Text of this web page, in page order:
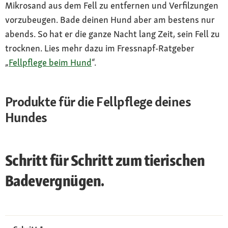
Mikrosand aus dem Fell zu entfernen und Verfilzungen
vorzubeugen. Bade deinen Hund aber am bestens nur
abends. So hat er die ganze Nacht lang Zeit, sein Fell zu
trocknen. Lies mehr dazu im Fressnapf-Ratgeber
„Fellpflege beim Hund“.
Produkte für die Fellpflege deines
Hundes
Schritt für Schritt zum tierischen
Badevergnügen.